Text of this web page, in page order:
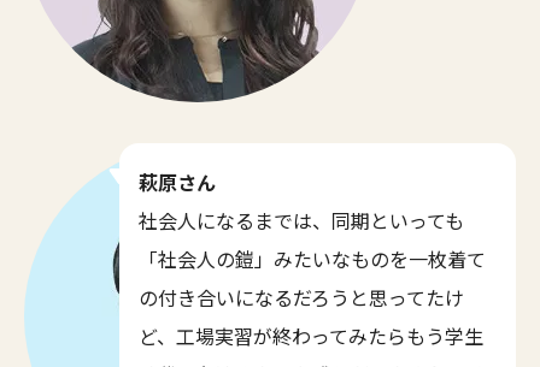
萩原さん
社会人になるまでは、同期といっても
「社会人の鎧」みたいなものを一枚着て
の付き合いになるだろうと思ってたけ
ど、工場実習が終わってみたらもう学生